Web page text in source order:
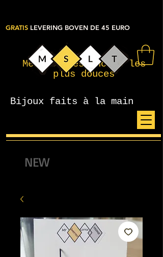
Mes petites choses les
plus douces
Bijoux faits à la main
GRATIS LEVERING BOVEN DE 45 EURO
NEW